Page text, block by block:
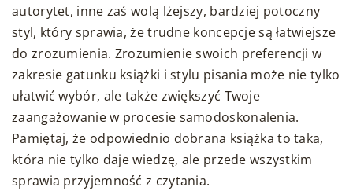
autorytet, inne zaś wolą lżejszy, bardziej potoczny
styl, który sprawia, że trudne koncepcje są łatwiejsze
do zrozumienia. Zrozumienie swoich preferencji w
zakresie gatunku książki i stylu pisania może nie tylko
ułatwić wybór, ale także zwiększyć Twoje
zaangażowanie w procesie samodoskonalenia.
Pamiętaj, że odpowiednio dobrana książka to taka,
która nie tylko daje wiedzę, ale przede wszystkim
sprawia przyjemność z czytania.